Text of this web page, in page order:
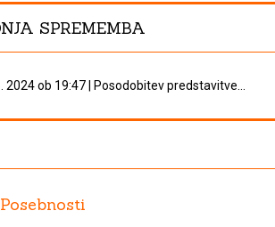
SPREMEMBA
2024 ob 19:47 | Posodobitev predstavitve...
Posebnosti